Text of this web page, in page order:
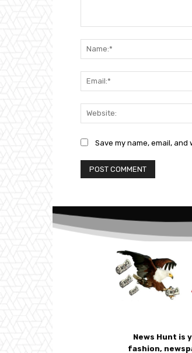
Save my name, email,
News Hunt is
fashion,